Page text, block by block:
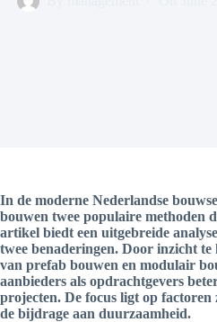
In de moderne Nederlandse
bouwen twee populaire methoden
artikel biedt een uitgebreide
twee benaderingen. Door inzicht te
van prefab bouwen en modulair
aanbieders als opdrachtgevers
projecten. De focus ligt op factoren
de bijdrage aan duurzaamheid.